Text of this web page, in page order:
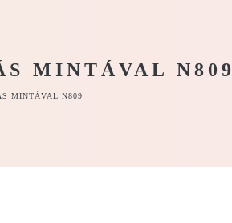
MINTÁVAL N809
MINTÁVAL N809